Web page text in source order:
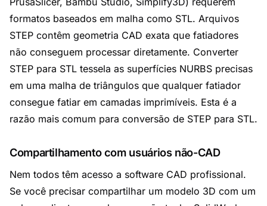
formatos baseados em malha como STL. Arquivos
STEP contêm geometria CAD exata que fatiadores
não conseguem processar diretamente. Converter
STEP para STL tessela as superfícies NURBS precisas
em uma malha de triângulos que qualquer fatiador
consegue fatiar em camadas imprimíveis. Esta é a
razão mais comum para conversão de STEP para STL.
Compartilhamento com usuários não-CAD
Nem todos têm acesso a software CAD profissional.
Se você precisar compartilhar um modelo 3D com um